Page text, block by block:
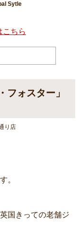
Sytle
こちら
フォスター」
り店
。
国きっての老舗ジ